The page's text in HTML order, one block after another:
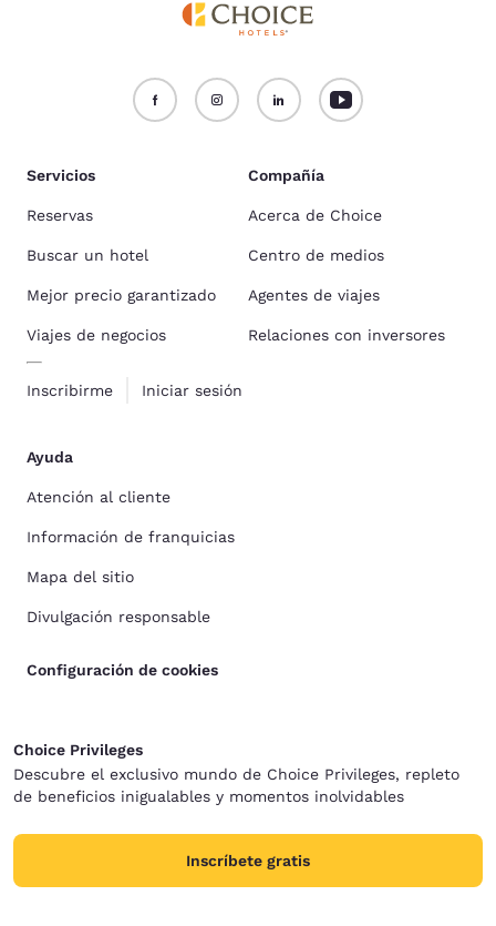
Servicios
Reservas
Buscar un hotel
Mejor precio garantizado
Viajes de negocios
Inscribirme Iniciar sesión
Compañía
Acerca de Choice
Centro de medios
Agentes de viajes
Relaciones con inversores
Ayuda
Atención al cliente
Información de franquicias
Mapa del sitio
Divulgación responsable
Configuración de cookies
Choice Privileges
Descubre el exclusivo mundo de Choice Privileges, repleto
de beneficios inigualables y momentos inolvidables
Inscríbete gratis